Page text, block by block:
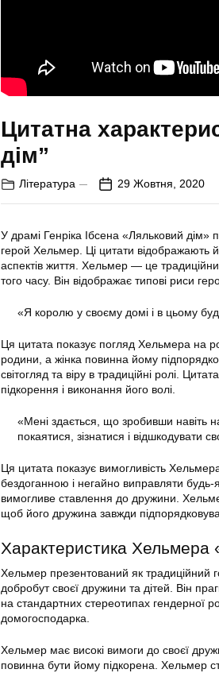
Цитатна
дім”
Література 29 Жовтня, 2020
У драмі Генріка Ібсена «Ляльковий дім»
герой Хельмер. Ці цитати відображають
аспектів життя. Хельмер — це
того часу. Він відображає типові риси
«Я королю у своєму домі і в цьому
Ця цитата показує погляд Хельмера на
родини, а жінка повинна йому
світогляд та віру в традиційні ролі.
підкорення і виконання його волі.
«Мені здається, що зробивши навіть
покаятися, зізнатися і відшкодувати
Ця цитата показує вимогливість
бездоганною і негайно виправляти
вимогливе ставлення до дружини.
щоб його дружина завжди
Характеристика Хельмера
Хельмер презентований як традиційний
добробут своєї дружини та дітей. Він
на стандартних стереотипах гендерної
домогосподарка.
Хельмер має високі вимоги до своєї
повинна бути йому підкорена. Хельмер